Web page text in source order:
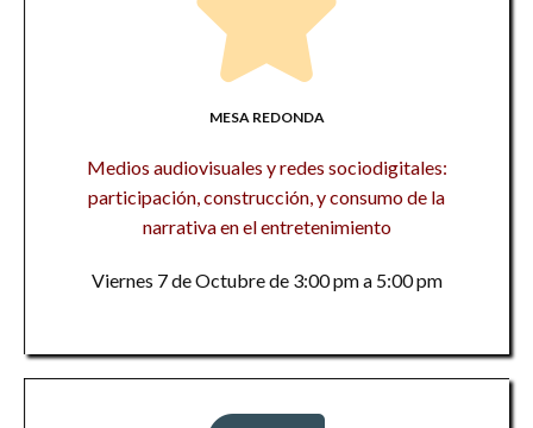
MESA REDONDA
Medios audiovisuales y redes sociodigitales:
participación, construcción, y consumo de la
narrativa en el entretenimiento
Viernes 7 de Octubre de 3:00 pm a 5:00 pm